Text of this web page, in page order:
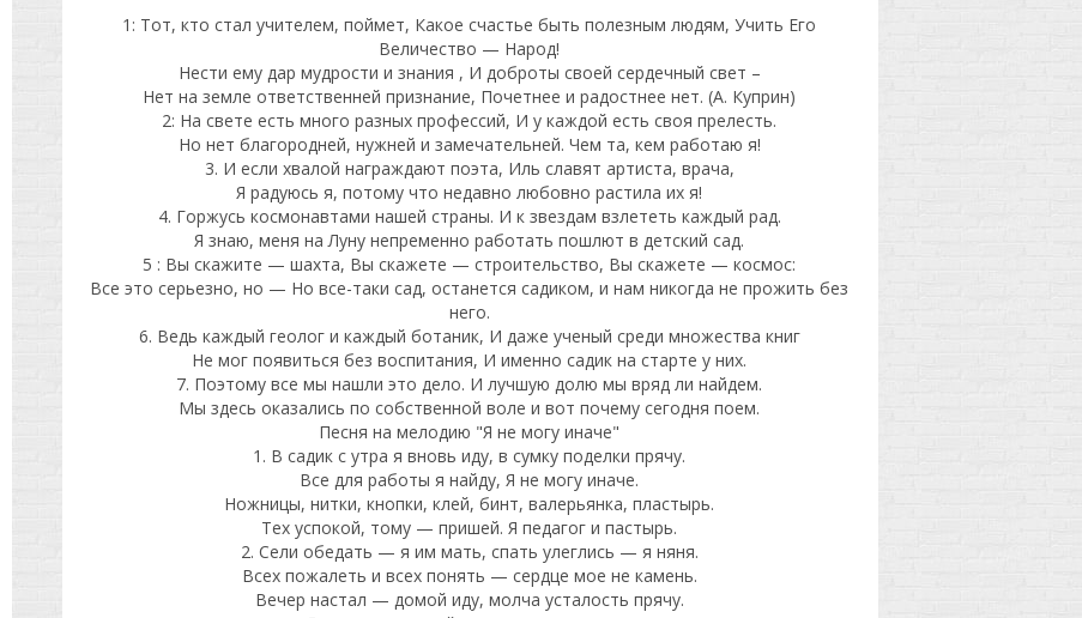
1: Тот, кто стал учителем, поймет, Какое счастье быть полезным людям, Учить Его
Величество — Народ!
Нести ему дар мудрости и знания , И доброты своей сердечный свет –
Нет на земле ответственней признание, Почетнее и радостнее нет. (А. Куприн)
2: На свете есть много разных профессий, И у каждой есть своя прелесть.
Но нет благородней, нужней и замечательней. Чем та, кем работаю я!
3. И если хвалой награждают поэта, Иль славят артиста, врача,
Я радуюсь я, потому что недавно любовно растила их я!
4. Горжусь космонавтами нашей страны. И к звездам взлететь каждый рад.
Я знаю, меня на Луну непременно работать пошлют в детский сад.
5 : Вы скажите — шахта, Вы скажете — строительство, Вы скажете — космос:
Все это серьезно, но — Но все-таки сад, останется садиком, и нам никогда не прожить без
него.
6. Ведь каждый геолог и каждый ботаник, И даже ученый среди множества книг
Не мог появиться без воспитания, И именно садик на старте у них.
7. Поэтому все мы нашли это дело. И лучшую долю мы вряд ли найдем.
Мы здесь оказались по собственной воле и вот почему сегодня поем.
Песня на мелодию "Я не могу иначе"
1. В садик с утра я вновь иду, в сумку поделки прячу.
Все для работы я найду, Я не могу иначе.
Ножницы, нитки, кнопки, клей, бинт, валерьянка, пластырь.
Тех успокой, тому — пришей. Я педагог и пастырь.
2. Сели обедать — я им мать, спать улеглись — я няня.
Всех пожалеть и всех понять — сердце мое не камень.
Вечер настал — домой иду, молча усталость прячу.